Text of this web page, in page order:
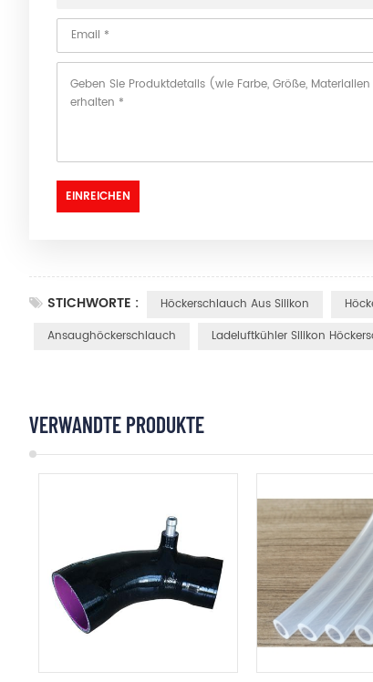
STICHWORTE : Höckerschlauch Aus Silikon
Ansaughöckerschlauch
Ladeluftkühler Silikon
VERWANDTE PRODUKTE